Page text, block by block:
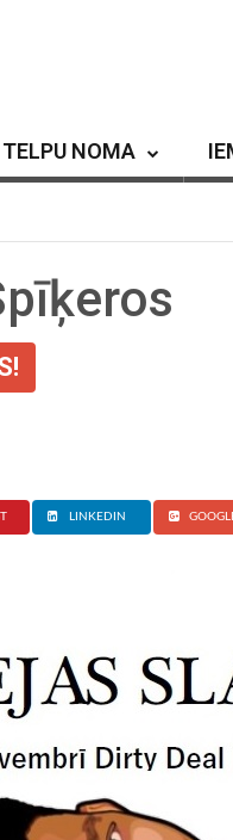
TELPU NOMA
LINKEDIN